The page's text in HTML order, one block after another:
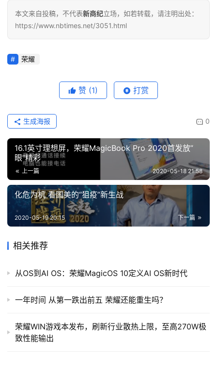
本文来自投稿，不代表新商纪立场，如若转载，请注明出处：
https://www.nbtimes.net/3051.html
荣耀
赞 (1) 打赏
0
生成海报
16.1英寸理想屏，荣耀MagicBook Pro 2020首发放”
眼”精彩
上一篇 2020-05-18 21:58
化危为机 看国美的“狙疫”新生战
下一篇
2020-05-19 20:15
相关推荐
从OS到AI OS：荣耀MagicOS 10定义AI OS新时代
一年时间 从第一跌出前五 荣耀还能重生吗？
荣耀WIN游戏本发布，刷新行业散热上限，至高270W极
致性能输出